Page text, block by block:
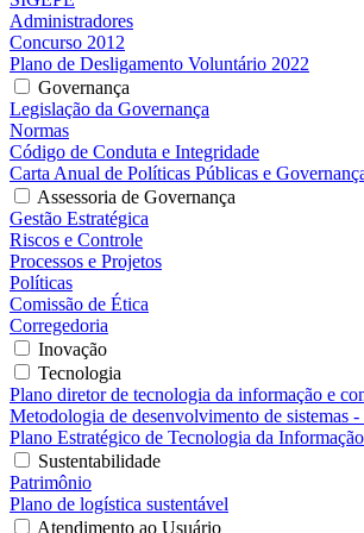
Administradores
Concurso 2012
Plano de Desligamento Voluntário 2022
Governança
Legislação da Governança
Normas
Código de Conduta e Integridade
Carta Anual de Políticas Públicas e
Assessoria de Governança
Gestão Estratégica
Riscos e Controle
Processos e Projetos
Políticas
Comissão de Ética
Corregedoria
Inovação
Tecnologia
Plano diretor de tecnologia da informação e
Metodologia de desenvolvimento de sistemas
Plano Estratégico de Tecnologia da
Sustentabilidade
Patrimônio
Plano de logística sustentável
Atendimento ao Usuário